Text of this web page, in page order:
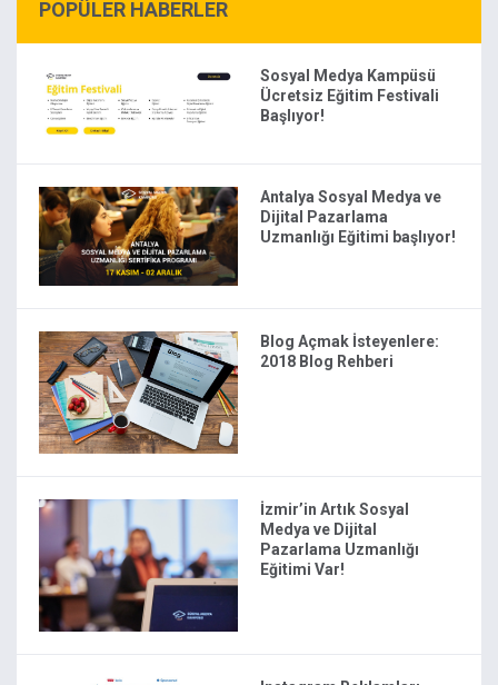
POPÜLER HABERLER
Sosyal Medya Kampüsü
Ücretsiz Eğitim Festivali
Başlıyor!
Antalya Sosyal Medya ve
Dijital Pazarlama
Uzmanlığı Eğitimi başlıyor!
Blog Açmak İsteyenlere:
2018 Blog Rehberi
İzmir’in Artık Sosyal
Medya ve Dijital
Pazarlama Uzmanlığı
Eğitimi Var!